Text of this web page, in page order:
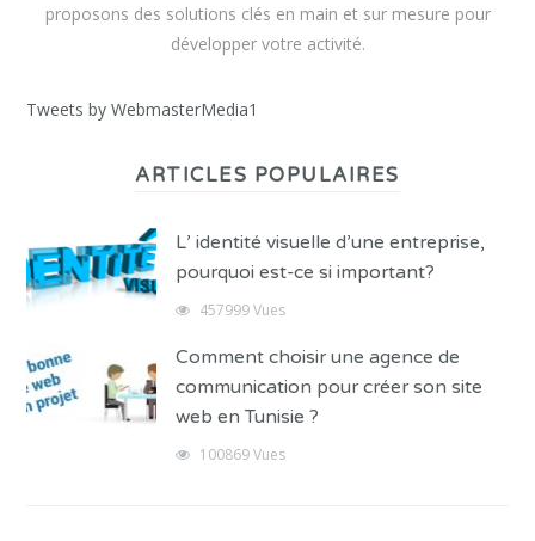
proposons des solutions clés en main et sur mesure pour
développer votre activité.
Tweets by WebmasterMedia1
ARTICLES POPULAIRES
L’ identité visuelle d’une entreprise,
pourquoi est-ce si important?
457999 Vues
Comment choisir une agence de
communication pour créer son site
web en Tunisie ?
100869 Vues